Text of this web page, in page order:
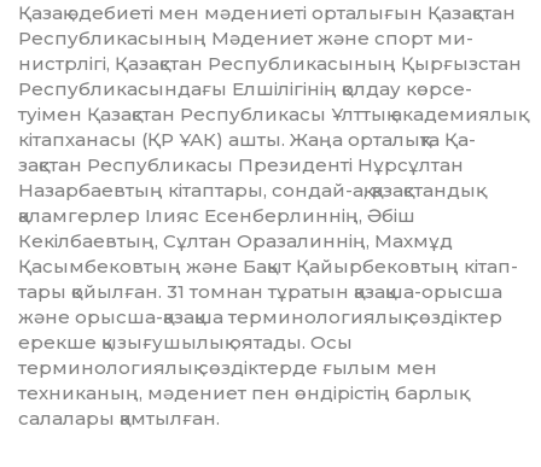
Қазақ әдебиеті мен мәде­ние­ті ор­талығын Қазақстан
Респуб­ли­касының Мәдениет және спорт ми­
нистрлігі, Қазақстан Республи­ка­­сының Қырғызстан
Респуб­ли­к­а­сындағы Елшілігінің қолдау көр­се­
туімен Қазақстан Республикасы Ұлт­тық академиялық
кітапханасы (ҚР ҰАК) ашты. Жаңа орталықта Қа­
зақстан Республикасы Пре­зи­ден­ті Нұрсұлтан
Назарбаевтың кі­таптары, сондай-ақ, қазақстан­дық
қаламгерлер Ілияс Есенбер­линнің, Әбіш
Кекілбаевтың, Сұл­тан Ора­за­линнің, Махмұд
Қасым­­­бе­ковтың жә­не Бақыт Қайыр­­бековтың кітап­
тары қойыл­ған. 31 томнан тұратын қазақша-орысша
және орысша-қа­зақша терминологиялық сөздіктер
ерекше қызығушылық оятады. Осы
терминологиялық сөздіктерде ғы­лым мен
техниканың, мәдениет пен өндірістің барлық
салалары қам­тылған.